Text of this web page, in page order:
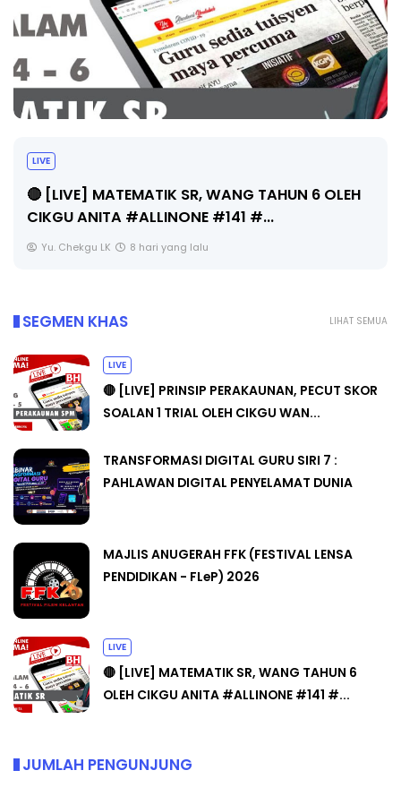
Sejarah Tingkatan 4
Unknown 8 hari yang lalu
LIHAT SEMUA
SEGMEN KHAS
LIVE
🔴 [LIVE] PRINSIP PERAKAUNAN, PECUT SKOR
SOALAN 1 TRIAL OLEH CIKGU WAN...
TRANSFORMASI DIGITAL GURU SIRI 7 :
PAHLAWAN DIGITAL PENYELAMAT DUNIA
MAJLIS ANUGERAH FFK (FESTIVAL LENSA
PENDIDIKAN - FLeP) 2026
LIVE
🔴 [LIVE] MATEMATIK SR, WANG TAHUN 6
OLEH CIKGU ANITA #ALLINONE #141 #...
JUMLAH PENGUNJUNG